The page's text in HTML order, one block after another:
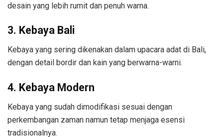
desain yang lebih rumit dan penuh warna.
3. Kebaya Bali
Kebaya yang sering dikenakan dalam upacara adat di Bali,
dengan detail bordir dan kain yang berwarna-warni.
4. Kebaya Modern
Kebaya yang sudah dimodifikasi sesuai dengan
perkembangan zaman namun tetap menjaga esensi
tradisionalnya.